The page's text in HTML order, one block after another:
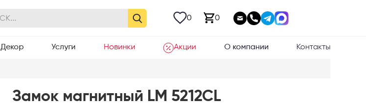
0 0
Декор Услуги Новинки Акции О компании Контакты
Замок магнитный LM 5212CL